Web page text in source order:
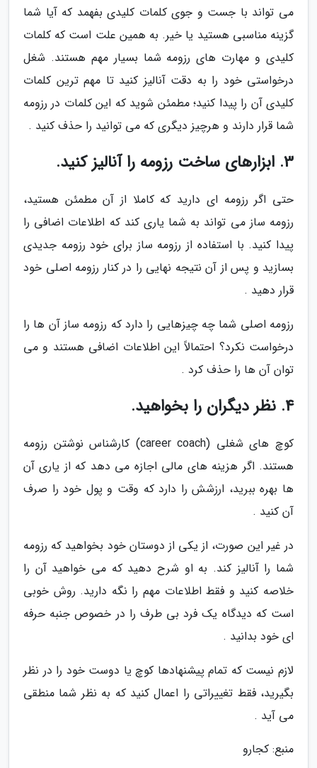
می تواند با جست و جوی کلمات کلیدی بفهمد که آیا شما
گزینه مناسبی هستید یا خیر. به همین علت است که کلمات
کلیدی و مهارت های رزومه شما بسیار مهم هستند. شغل
درخواستی خود را به دقت آنالیز کنید تا مهم ترین کلمات
کلیدی آن را پیدا کنید؛ مطمئن شوید که این کلمات در رزومه
شما قرار دارند و هرچیز دیگری که می توانید را حذف کنید .
3. ابزارهای ساخت رزومه را آنالیز کنید.
حتی اگر رزومه ای دارید که کاملا از آن مطمئن هستید،
رزومه ساز می تواند به شما یاری کند که اطلاعات اضافی را
پیدا کنید. با استفاده از رزومه ساز برای خود رزومه جدیدی
بسازید و پس از آن نتیجه نهایی را در کنار رزومه اصلی خود
قرار دهید .
رزومه اصلی شما چه چیزهایی را دارد که رزومه ساز آن ها را
درخواست نکرد؟ احتمالاً این اطلاعات اضافی هستند و می
توان آن ها را حذف کرد .
4. نظر دیگران را بخواهید.
کوچ های شغلی (career coach) کارشناس نوشتن رزومه
هستند. اگر هزینه های مالی اجازه می دهد که از یاری آن
ها بهره ببرید، ارزشش را دارد که وقت و پول خود را صرف
آن کنید .
در غیر این صورت، از یکی از دوستان خود بخواهید که رزومه
شما را آنالیز کند. به او شرح دهید که می خواهید آن را
خلاصه کنید و فقط اطلاعات مهم را نگه دارید. روش خوبی
است که دیدگاه یک فرد بی طرف را در خصوص جنبه حرفه
ای خود بدانید .
لازم نیست که تمام پیشنهادها کوچ یا دوست خود را در نظر
بگیرید، فقط تغییراتی را اعمال کنید که به نظر شما منطقی
می آید .
منبع: کجارو